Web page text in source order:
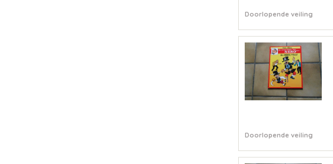
Doorlopende veiling
Doorlopende veiling